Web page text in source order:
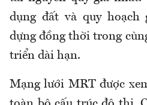
dụng đất và quy hoạch
dựng đồng thời trong
triển dài hạn.
Mạng lưới MRT được